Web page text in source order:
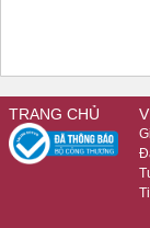
TRANG CHỦ